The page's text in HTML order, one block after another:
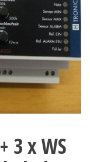
3 x WS